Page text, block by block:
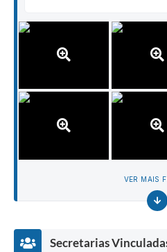
VER MAIS
Secretarias